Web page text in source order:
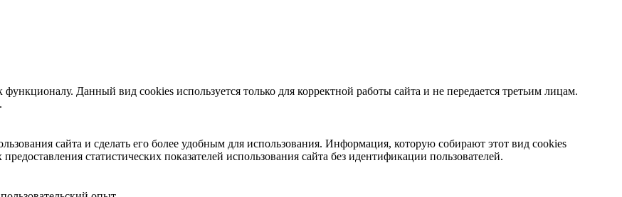
Данный вид cookies используется только для корректной работы сайта и не передается третьим лицам.
сайта и сделать его более удобным для использования. Информация, которую собирают этот вид cookies
статистических показателей использования сайта без идентификации пользователей.